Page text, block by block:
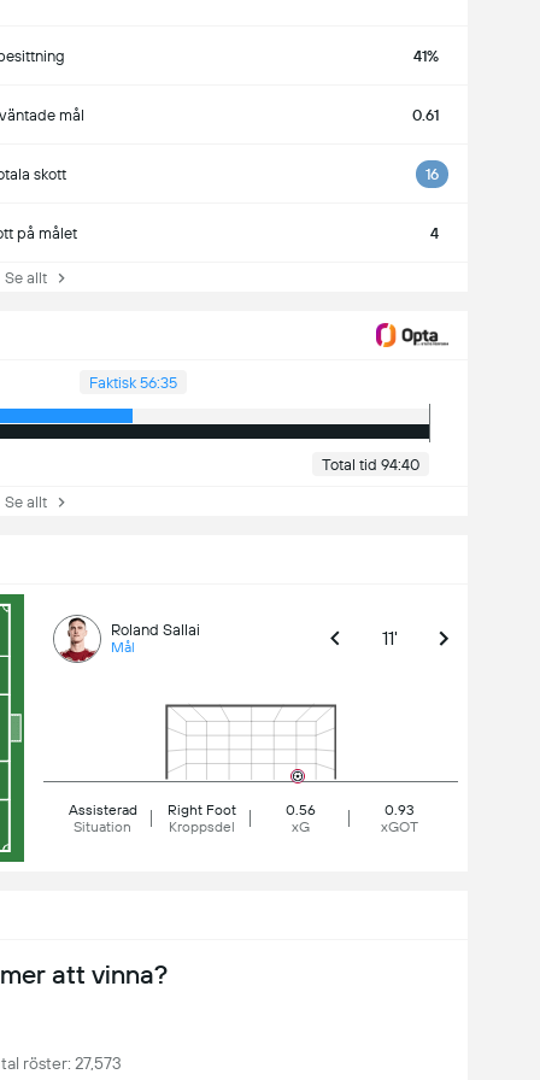
41%
mål 0.61
skott 16
på målet 4
allt
Faktisk 56:35
Total tid 94:40
allt
Roland Sallai
Mål 11'
Assisterad
Situation
Right Foot
Kroppsdel
0.56
xG
0.93
xGOT
att vinna?
röster: 27,573